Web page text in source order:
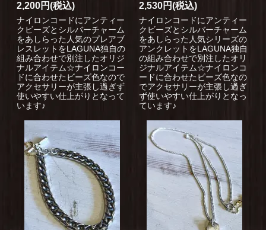
2,200円(税込)
ナイロンコードにアンティー
クビーズとシルバーチャーム
をあしらった人気のプレアブ
レスレットをLAGUNA独自の
組み合わせで別注したオリジ
ナルアイテム☆ナイロンコー
ドに合わせたビーズ色なので
アクセサリーが主張し過ぎず
使いやすい仕上がりとなって
います♪
2,530円(税込)
ナイロンコードにアンティー
クビーズとシルバーチャーム
をあしらった人気シリーズの
アンクレットをLAGUNA独自
の組み合わせで別注したオリ
ジナルアイテム☆ナイロンコ
ードに合わせたビーズ色なの
でアクセサリーが主張し過ぎ
ず使いやすい仕上がりとなっ
ています♪